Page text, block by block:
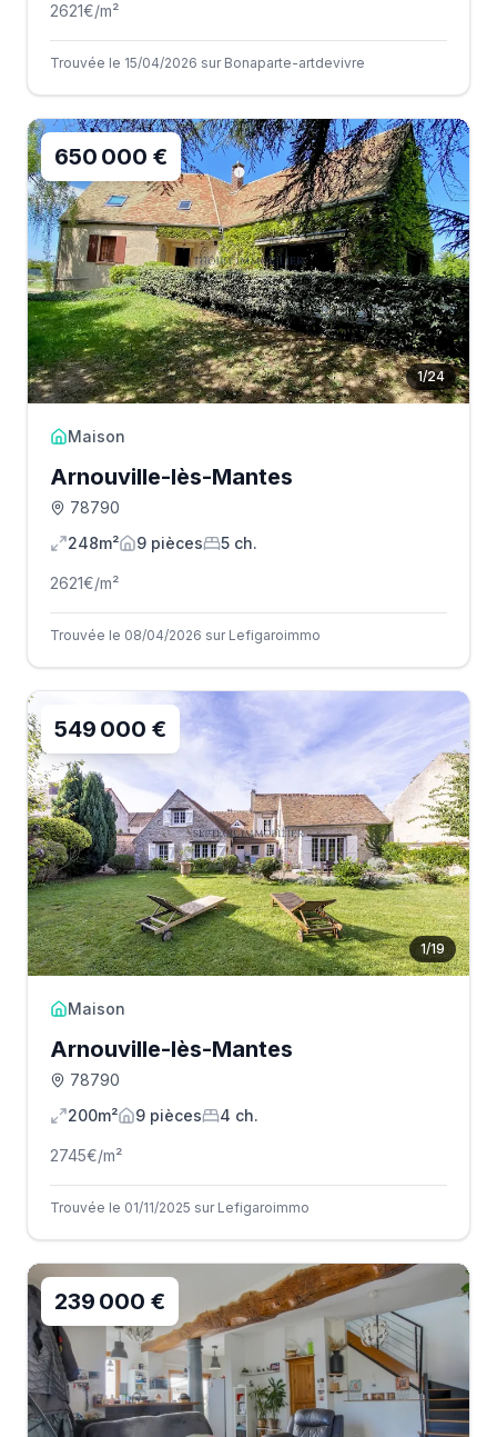
2621€/m²
Trouvée le 15/04/2026 sur Bonaparte-artdevivre
1/24
650 000 €
Maison
Arnouville-lès-Mantes
78790
248m²
9 pièces 5 ch.
2621€/m²
Trouvée le 08/04/2026 sur Lefigaroimmo
1/19
549 000 €
Maison
Arnouville-lès-Mantes
78790
200m²
9 pièces 4 ch.
2745€/m²
Trouvée le 01/11/2025 sur Lefigaroimmo
239 000 €